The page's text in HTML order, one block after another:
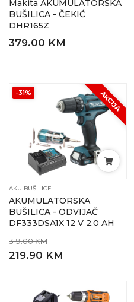
Makita AKUMULATORSKA
BUŠILICA - ČEKIĆ
DHR165Z
379.00 KM
-31% AKCIJA
AKU BUŠILICE
AKUMULATORSKA
BUŠILICA - ODVIJAČ
DF333DSA1X 12 V 2.0 AH
319.00 KM
219.90 KM